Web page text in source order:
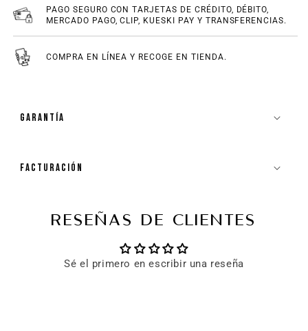
PAGO SEGURO CON TARJETAS DE CRÉDITO, DÉBITO,
MERCADO PAGO, CLIP, KUESKI PAY Y TRANSFERENCIAS.
COMPRA EN LÍNEA Y RECOGE EN TIENDA.
GARANTÍA
FACTURACIÓN
RESEÑAS DE CLIENTES
Sé el primero en escribir una reseña